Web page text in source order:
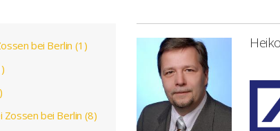
bei Berlin (1)
Zossen bei Berlin (8)